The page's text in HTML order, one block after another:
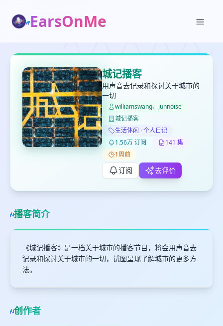
EarsOnMe
城记播客
用声音去记录和探讨关于城市的
一切
williamswang、junnoise
城记播客
生活休闲 · 个人日记
1.56万 订阅
141 集
1周前
订阅 去评价
播客简介
《城记播客》是一档关于城市的播客节目，将会用声音去
记录和探讨关于城市的一切，试图呈现了解城市的更多方
法。
创作者
打分
键盘下留人
删除确认
取消
加入播单
创建